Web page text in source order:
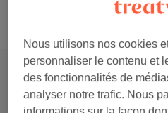
Tout
Nous utilisons nos cookies
personnaliser le contenu et
des fonctionnalités de
analyser notre trafic. Nous